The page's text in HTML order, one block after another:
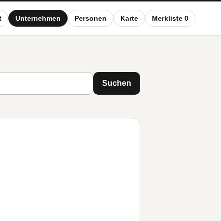
Unternehmen Personen Karte Merkliste 0
Suchen